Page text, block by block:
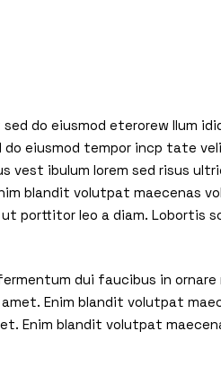
do eiusmod eterorew llum
eiusmod tempor incp tate
vest ibulum lorem sed risus
blandit volutpat maecenas
porttitor leo a diam. Lobortis
dui faucibus in ornare
Enim blandit volutpat
Enim blandit volutpat